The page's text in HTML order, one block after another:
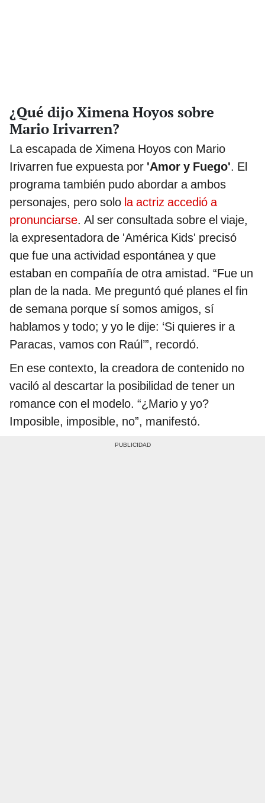
¿Qué dijo Ximena Hoyos sobre
Mario Irivarren?
La escapada de Ximena Hoyos con Mario
Irivarren fue expuesta por 'Amor y Fuego'. El
programa también pudo abordar a ambos
personajes, pero solo la actriz accedió a
pronunciarse. Al ser consultada sobre el viaje,
la expresentadora de 'América Kids' precisó
que fue una actividad espontánea y que
estaban en compañía de otra amistad. “Fue un
plan de la nada. Me preguntó qué planes el fin
de semana porque sí somos amigos, sí
hablamos y todo; y yo le dije: ‘Si quieres ir a
Paracas, vamos con Raúl’”, recordó.
En ese contexto, la creadora de contenido no
vaciló al descartar la posibilidad de tener un
romance con el modelo. “¿Mario y yo?
Imposible, imposible, no”, manifestó.